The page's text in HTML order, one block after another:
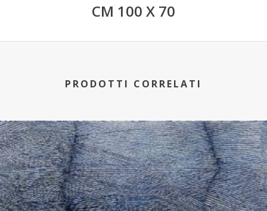
CM 100 X 70
PRODOTTI CORRELATI